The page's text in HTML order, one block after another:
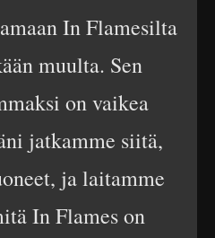
In Flamesilta
muulta. Sen
on vaikea
jatkamme siitä,
ja laitamme
In Flames on